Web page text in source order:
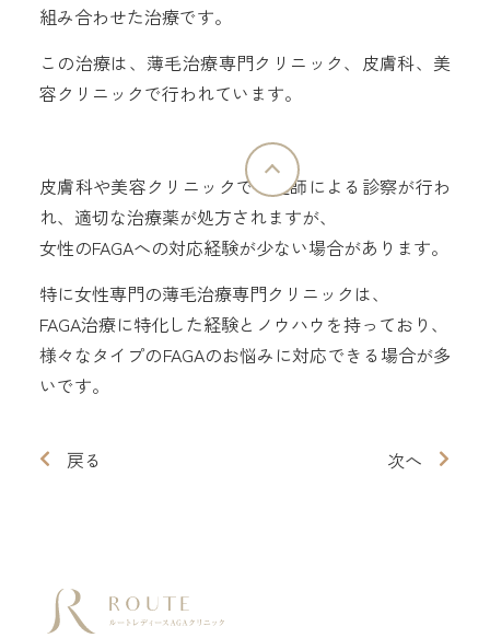
組み合わせた治療です。
この治療は、薄毛治療専門クリニック、皮膚科、美
容クリニックで行われています。
皮膚科や美容クリニックでも医師による診察が行わ
れ、適切な治療薬が処方されますが、
女性のFAGAへの対応経験が少ない場合があります。
特に女性専門の薄毛治療専門クリニックは、
FAGA治療に特化した経験とノウハウを持っており、
様々なタイプのFAGAのお悩みに対応できる場合が多
いです。
戻る 次へ